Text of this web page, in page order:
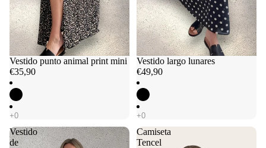
Vestido punto animal print mini
€35,90
Vestido largo lunares
€49,90
Vestido
de
Camiseta
Tencel